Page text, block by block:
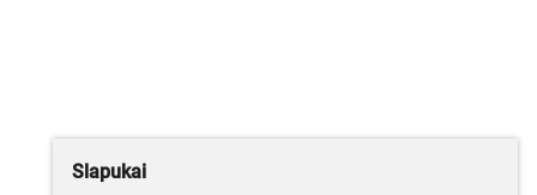
Slapukai